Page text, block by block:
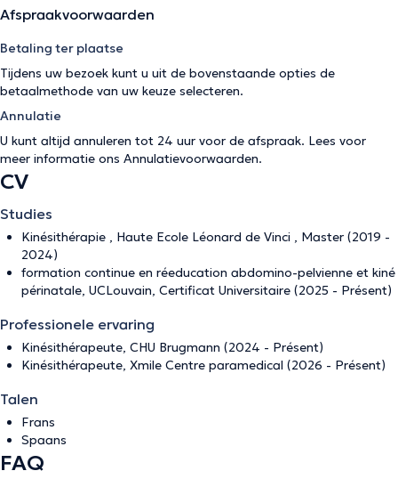
Afspraakvoorwaarden
Betaling ter plaatse
Tijdens uw bezoek kunt u uit de bovenstaande opties de
betaalmethode van uw keuze selecteren.
Annulatie
U kunt altijd annuleren tot 24 uur voor de afspraak. Lees voor
meer informatie ons Annulatievoorwaarden.
CV
Studies
Kinésithérapie , Haute Ecole Léonard de Vinci , Master (2019 -
2024)
formation continue en réeducation abdomino-pelvienne et kiné
périnatale, UCLouvain, Certificat Universitaire (2025 - Présent)
Professionele ervaring
Kinésithérapeute, CHU Brugmann (2024 - Présent)
Kinésithérapeute, Xmile Centre paramedical (2026 - Présent)
Talen
Frans
Spaans
FAQ